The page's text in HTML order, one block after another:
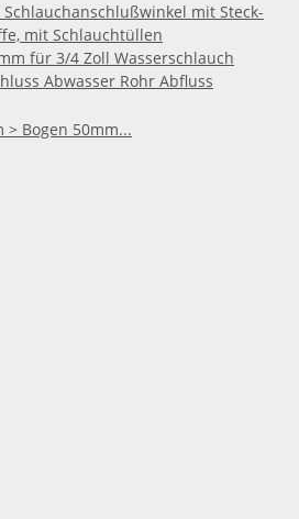
mit Steck-
mit Schlauchtüllen
für 3/4 Zoll Wasserschlauch
Abwasser Rohr Abfluss